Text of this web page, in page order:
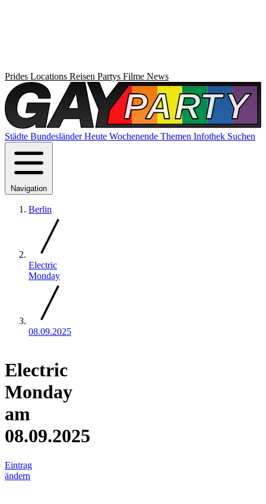
Prides Locations Reisen Partys Filme News
Städte BundesländerHeute Wochenende Themen Infothek Suchen
Navigation
Berlin
Electric
Monday
08.09.2025
Electric
Monday
am
08.09.2025
Eintrag
ändern